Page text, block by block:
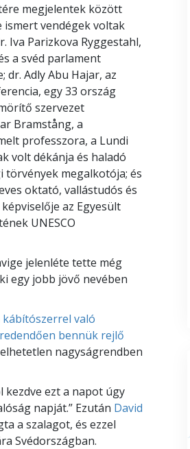
megjelentek között
ismert vendégek voltak
Iva Parizkova Ryggestahl,
a svéd parlament
dr. Adly Abu Hajar, az
egy 33 ország
szervezet
Bramstång, a
professzora, a Lundi
volt dékánja és haladó
törvények megalkotója; és
oktató, vallástudós és
az Egyesült
UNESCO
jelenléte tette még
egy jobb jövő nevében
kábítószerrel való
bennük rejlő
nagyságrendben
kezdve ezt a napot úgy
napját.” Ezután David
a szalagot, és ezzel
Svédországban.